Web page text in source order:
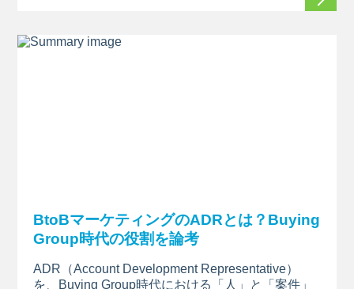
BtoBマーケティングのADRとは？Buying
Group時代の役割を論考
ADR（Account Development Representative）
を、Buying Group時代における「人」と「案件」